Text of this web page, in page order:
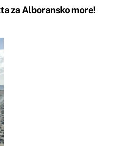
za Alboransko more!